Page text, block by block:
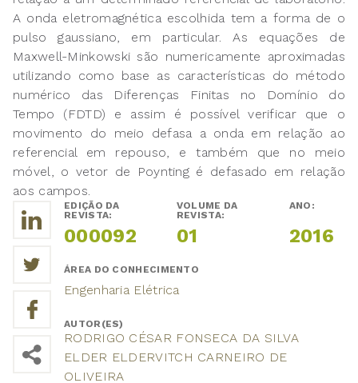
A onda eletromagnética escolhida tem a forma de o
pulso gaussiano, em particular. As equações de
Maxwell-Minkowski são numericamente aproximadas
utilizando como base as características do método
numérico das Diferenças Finitas no Domínio do
Tempo (FDTD) e assim é possível verificar que o
movimento do meio defasa a onda em relação ao
referencial em repouso, e também que no meio
móvel, o vetor de Poynting é defasado em relação
aos campos.
EDIÇÃO DA
REVISTA:
000092
VOLUME DA
REVISTA:
01
ANO:
2016
ÁREA DO CONHECIMENTO
Engenharia Elétrica
AUTOR(ES)
RODRIGO CÉSAR FONSECA DA SILVA
ELDER ELDERVITCH CARNEIRO DE
OLIVEIRA